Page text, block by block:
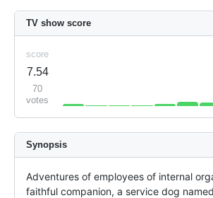
TV show score
score
7.54
70
votes
Synopsis
Adventures of employees of internal
faithful companion, a service dog